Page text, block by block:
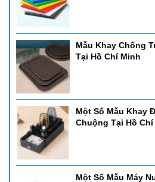
Mẫu Khay Chống
Tại Hồ Chí Minh
Một Số Mẫu Khay
Chuộng Tại Hồ Chí
Một Số Mẫu Máy